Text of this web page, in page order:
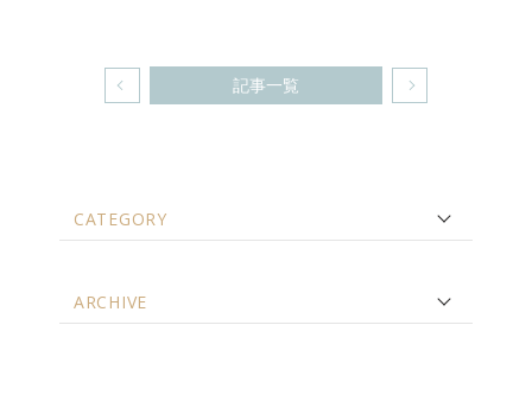
記事一覧
CATEGORY
ARCHIVE